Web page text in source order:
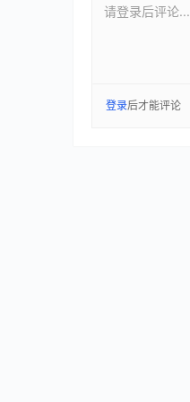
请登录后评论...
登录后才能评论